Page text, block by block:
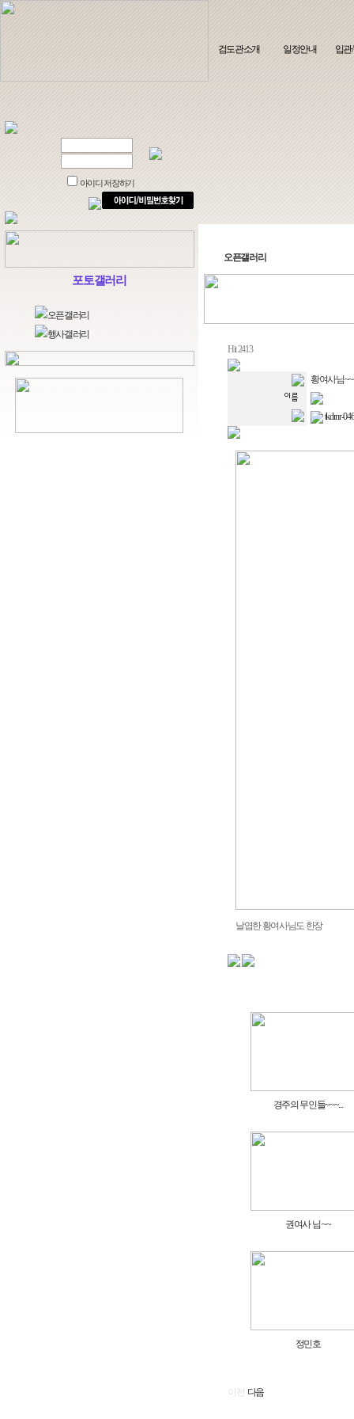
검도관소개 일정안내 입관
아이디 저장하기
포토갤러리
오픈갤러리
행사갤러리
오픈갤러리
Hit 2413
황여사님
tkdrnr-
날엽한 황여사님도 한장
경주의 무인들~~~...
권여사 님 ~~
정민호
이전 다음